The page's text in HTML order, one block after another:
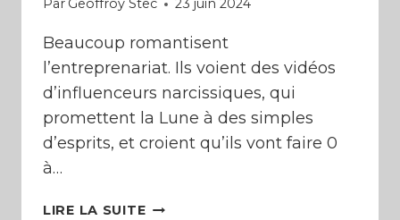
Par Geoffroy Stec 23 juin 2024
Beaucoup romantisent
l’entreprenariat. Ils voient des vidéos
d’influenceurs narcissiques, qui
promettent la Lune à des simples
d’esprits, et croient qu’ils vont faire 0
à…
LIRE LA SUITELA